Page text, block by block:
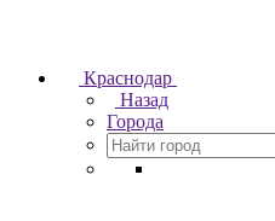
Краснодар
Назад
Города